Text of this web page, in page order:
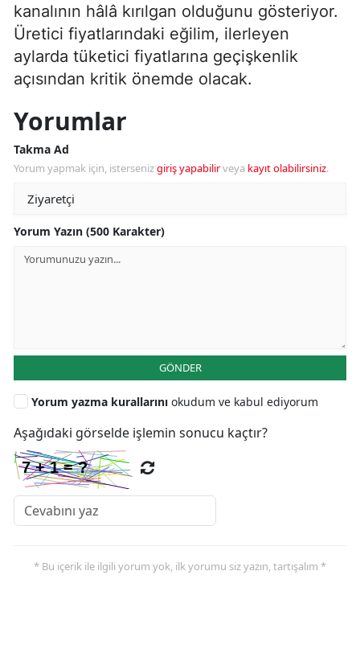
kanalının hâlâ kırılgan olduğunu gösteriyor.
Üretici fiyatlarındaki eğilim, ilerleyen
aylarda tüketici fiyatlarına geçişkenlik
açısından kritik önemde olacak.
Yorumlar
Takma Ad
Yorum yapmak için, istersenizgiriş yapabilirveya kayıt olabilirsiniz.
Yorum Yazın (500 Karakter)
GÖNDER
Yorum yazma kurallarını okudum ve kabul ediyorum
Aşağıdaki görselde işlemin sonucu kaçtır?
* Bu içerik ile ilgili yorum yok, ilk yorumu siz yazın, tartışalım *